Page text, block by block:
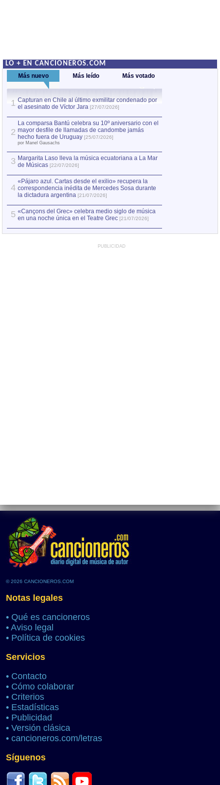
LO + EN CANCIONEROS.COM
Más nuevo Más leído Más votado
1 Capturan en Chile al último exmilitar condenado por
el asesinato de Víctor Jara [27/07/2026]
2
La comparsa Bantú celebra su 10º aniversario con el
mayor desfile de llamadas de candombe jamás
hecho fuera de Uruguay [25/07/2026]
por Manel Gausachs
3 Margarita Laso lleva la música ecuatoriana a La Mar
de Músicas [22/07/2026]
4
«Pájaro azul. Cartas desde el exilio» recupera la
correspondencia inédita de Mercedes Sosa durante
la dictadura argentina [21/07/2026]
5 «Cançons del Grec» celebra medio siglo de música
en una noche única en el Teatre Grec [21/07/2026]
PUBLICIDAD
© 2026 CANCIONEROS.COM
Notas legales
• Qué es cancioneros
• Aviso legal
• Política de cookies
Servicios
• Contacto
• Cómo colaborar
• Criterios
• Estadísticas
• Publicidad
• Versión clásica
• cancioneros.com/letras
Síguenos